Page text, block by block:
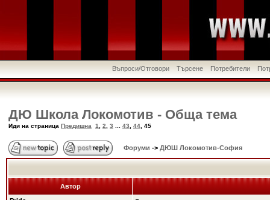
Въпроси/Отговори Търсене Потребители
ДЮ Школа Локомотив - Обща тема
Иди на страница Предишна 1 2 3 43 44 45
Форуми -> ДЮШ Локомотив-София
Автор